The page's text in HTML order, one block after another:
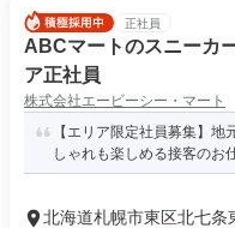
正社員
ABCマートのスニーカ
ア正社員
株式会社エービーシー・マート
【エリア限定社員募集】
しゃれも楽しめる接客のお
北海道札幌市東区北七条